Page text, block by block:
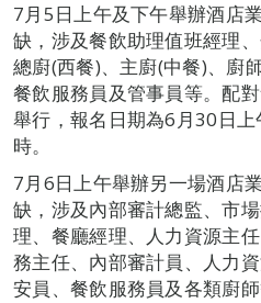
7月5日上午及下午舉辦酒店
缺，涉及餐飲助理值班經理
總廚(西餐)、主廚(中餐)、廚
餐飲服務員及管事員等。配
舉行，報名日期為6月30日
時。
7月6日上午舉辦另一場酒店
缺，涉及內部審計總監、市
理、餐廳經理、人力資源主
務主任、內部審計員、人力
安員、餐飲服務員及各類廚師